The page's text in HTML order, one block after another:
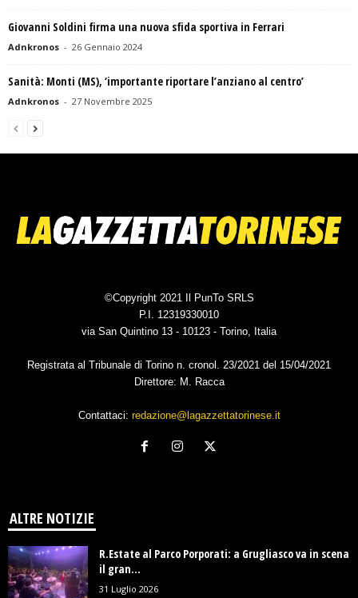
Giovanni Soldini firma una nuova sfida sportiva in Ferrari
Adnkronos - 26 Gennaio 2024
Sanità: Monti (MS), ‘importante riportare l’anziano al centro’
Adnkronos - 27 Novembre 2025
©Copyright 2021 Il PunTo SRLS
P.I. 12319330010
via San Quintino 13 - 10123 - Torino, Italia
Registrata al Tribunale di Torino n. cronol. 23/2021 del 15/04/2021
Direttore: M. Racca
Contattaci: redazione@lagazzettatorinese.it
ALTRE NOTIZIE
R.Estate al Parco Porporati: a Grugliasco va in scena
il gran...
31 Luglio 2026